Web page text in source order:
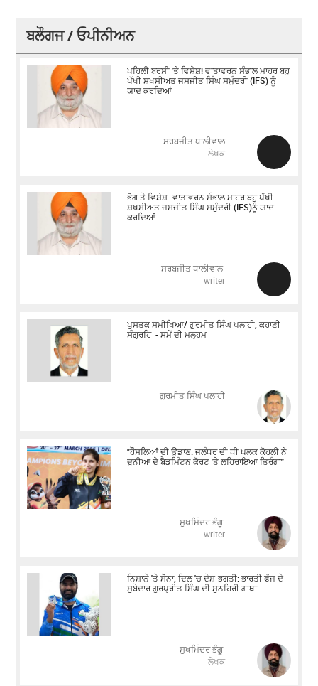
ਬਲੌਗਜ / ਓਪੀਨੀਅਨ
ਪਹਿਲੀ ਬਰਸੀ 'ਤੇ ਵਿਸ਼ੇਸ਼! ਵਾਤਾਵਰਨ ਸੰਭਾਲ ਮਾਹਰ ਬਹੁ
ਪੱਖੀ ਸ਼ਖਸੀਅਤ ਜਸਜੀਤ ਸਿੰਘ ਸਮੁੰਦਰੀ (IFS) ਨੂੰ
ਯਾਦ ਕਰਦਿਆਂ
ਸਰਬਜੀਤ ਧਾਲੀਵਾਲ
ਲੇਖਕ
ਭੋਗ ਤੇ ਵਿਸ਼ੇਸ਼- ਵਾਤਾਵਰਨ ਸੰਭਾਲ ਮਾਹਰ ਬਹੁ ਪੱਖੀ
ਸ਼ਖਸੀਅਤ ਜਸਜੀਤ ਸਿੰਘ ਸਮੁੰਦਰੀ (IFS)ਨੂੰ ਯਾਦ
ਕਰਦਿਆਂ
ਸਰਬਜੀਤ ਧਾਲੀਵਾਲ
writer
ਪੁਸਤਕ ਸਮੀਖਿਆ/ ਗੁਰਮੀਤ ਸਿੰਘ ਪਲਾਹੀ, ਕਹਾਣੀ
ਸੰਗ੍ਰਹਿ - ਸਮੇਂ ਦੀ ਮਲ੍ਹਮ
ਗੁਰਮੀਤ ਸਿੰਘ ਪਲਾਹੀ
"ਹੌਸਲਿਆਂ ਦੀ ਉਡਾਣ: ਜਲੰਧਰ ਦੀ ਧੀ ਪਲਕ ਕੋਹਲੀ ਨੇ
ਦੁਨੀਆ ਦੇ ਬੈਡਮਿੰਟਨ ਕੋਰਟ 'ਤੇ ਲਹਿਰਾਇਆ ਤਿਰੰਗਾ"
ਸੁਖਮਿੰਦਰ ਭੰਗੂ
writer
ਨਿਸ਼ਾਨੇ 'ਤੇ ਸੋਨਾ, ਦਿਲ 'ਚ ਦੇਸ਼-ਭਗਤੀ: ਭਾਰਤੀ ਫੌਜ ਦੇ
ਸੂਬੇਦਾਰ ਗੁਰਪ੍ਰੀਤ ਸਿੰਘ ਦੀ ਸੁਨਹਿਰੀ ਗਾਥਾ
ਸੁਖਮਿੰਦਰ ਭੰਗੂ
ਲੇਖਕ